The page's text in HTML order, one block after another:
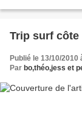
Trip surf côte
Publié le 13/10/2010
Par bo,théo,jess et